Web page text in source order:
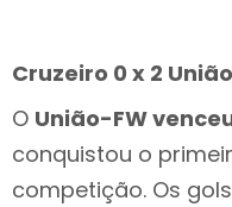
Cruzeiro 0 x 2
O União-FW
conquistou o
competição. Os